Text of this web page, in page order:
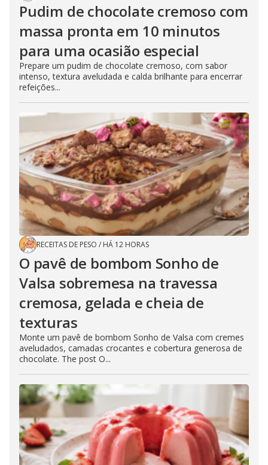
Pudim de chocolate cremoso com
massa pronta em 10 minutos
para uma ocasião especial
Prepare um pudim de chocolate cremoso, com sabor
intenso, textura aveludada e calda brilhante para encerrar
refeições...
RECEITAS DE PESO / HÁ 12 HORAS
O pavê de bombom Sonho de
Valsa sobremesa na travessa
cremosa, gelada e cheia de
texturas
Monte um pavê de bombom Sonho de Valsa com cremes
aveludados, camadas crocantes e cobertura generosa de
chocolate. The post O...